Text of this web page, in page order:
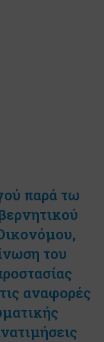
παρά τω
του
αναφορές